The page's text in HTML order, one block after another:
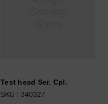
Test head Ser. Cpl.
SKU : 340327